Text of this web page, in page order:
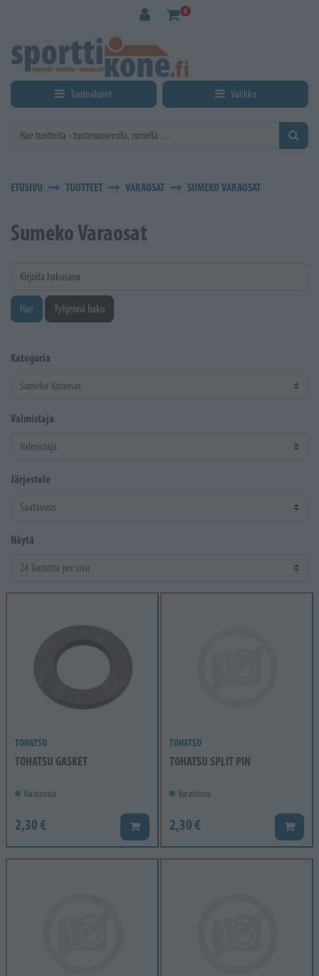
0
Tuotealueet Valikko
ETUSIVU TUOTTEET VARAOSAT SUMEKO VARAOSAT
Sumeko Varaosat
Kirjoita hakusana
Hae Tyhjennä haku
Kategoria
Valmistaja
Järjestele
Näytä
TOHATSU
TOHATSU GASKET
Varastossa
2,30 € Lisää koriin
TOHATSU
TOHATSU SPLIT PIN
Varastossa
2,30 € Lisää